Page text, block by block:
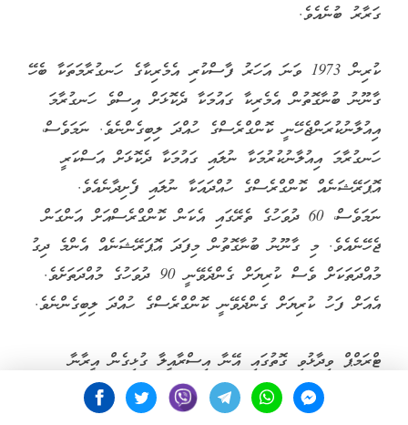
ގަރާރު ބުނެއެވެ.
ކުރިން 1973 ވަނަ އަހަރު ފާސްކުރި އެމެރިކާގެ ހަނގުރާމަތަކާ ބެހޭ
ގާނޫނު ބުނާގޮތުން އެމެރިކާ ގައުމަކާ ދެކޮޅަށް އިސްވެ ހަނގުރާމަ
އިއުލާނުކުރަންޖެހޭނީ ކޮންގްރެސްގެ ހުއްދަ ލިބިގެންނެވެ. ނަމަވެސް،
ހަނގުރާމަ އިއުލާނުކުރުމަކާ ނުލައި ގައުމަކާ ދެކޮޅަށް އަސްކަރީ
އޮޕަރޭޝަނެއް ކޮންގްރެސްގެ ހުއްދައަކާ ނުލައި ފެށިދާނެއެވެ.
ނަމަވެސް، 60 ދުވަހުގެ ތެރޭގައި އެކަން ކޮންގްރެސްއަށް އަންގަން
ޖެހޭނެއެވެ. މި ގާނޫނު ބުނާގޮތުން މިފަދަ އޮޕަރޭޝަނެއް އެންމެ ދިގު
މުއްދަތަކަށް ވެސް ކުރިޔަށް ގެންދެވޭނީ 90 ދުވަހުގެ މުއްދަތަށެވެ.
އެއަށް ފަހު ކުރިޔަށް ގެންދެވޭނީ ކޮންގްރެސްގެ ހުއްދަ ލިބިގެންނެވެ.
ޓްރަމްޕް ވިދާޅުވި ގޮތުގައި އޭނާ އިސްރާއީލާ ގުޅިގެން އީރާނާ
ދެކޮޅަށް ފެށީ އަސްކަރީ ހަމަލާތަކެކެވެ. ހަނގުރާމައެއް ނޫނެވެ. މި